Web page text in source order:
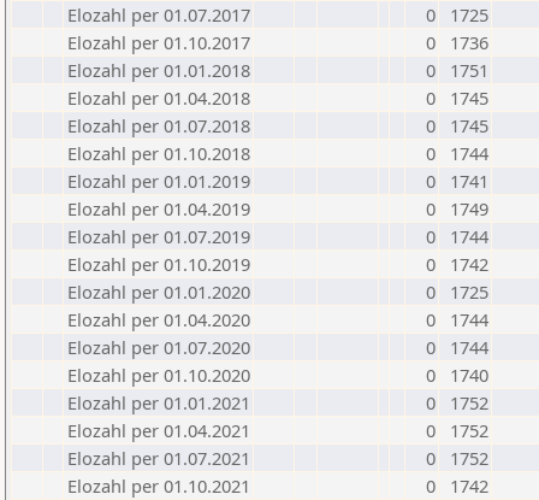
Elozahl per 01.07.2017
0
1725
Elozahl per 01.10.2017
0
1736
Elozahl per 01.01.2018
0
1751
Elozahl per 01.04.2018
0
1745
Elozahl per 01.07.2018
0
1745
Elozahl per 01.10.2018
0
1744
Elozahl per 01.01.2019
0
1741
Elozahl per 01.04.2019
0
1749
Elozahl per 01.07.2019
0
1744
Elozahl per 01.10.2019
0
1742
Elozahl per 01.01.2020
0
1725
Elozahl per 01.04.2020
0
1744
Elozahl per 01.07.2020
0
1744
Elozahl per 01.10.2020
0
1740
Elozahl per 01.01.2021
0
1752
Elozahl per 01.04.2021
0
1752
Elozahl per 01.07.2021
0
1752
Elozahl per 01.10.2021
0
1742